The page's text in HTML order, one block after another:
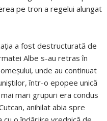
pe tron a regelui alungat
a fost destructurată de
Albe s-au retras în
unde au continuat
într-o epopee unică
mari grupuri era condus
anihilat abia spre